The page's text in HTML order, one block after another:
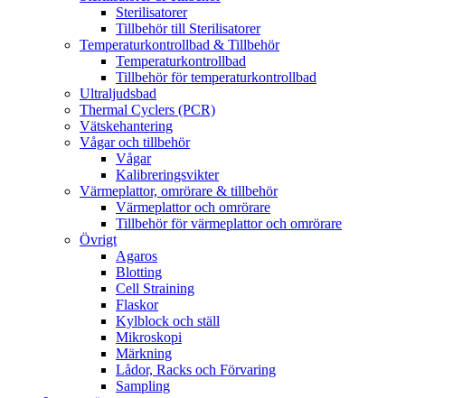
Sterilisatorer
Tillbehör till Sterilisatorer
Temperaturkontrollbad & Tillbehör
Temperaturkontrollbad
Tillbehör för temperaturkontrollbad
Ultraljudsbad
Thermal Cyclers (PCR)
Vätskehantering
Vågar och tillbehör
Vågar
Kalibreringsvikter
Värmeplattor, omrörare & tillbehör
Värmeplattor och omrörare
Tillbehör för värmeplattor och omrörare
Övrigt
Agaros
Blotting
Cell Straining
Flaskor
Kylblock och ställ
Mikroskopi
Märkning
Lådor, Racks och Förvaring
Sampling